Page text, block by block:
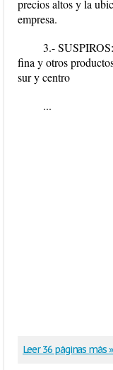
precios altos y la
empresa.
3.-
fina y otros
sur y centro
...
Leer 36 páginas más »